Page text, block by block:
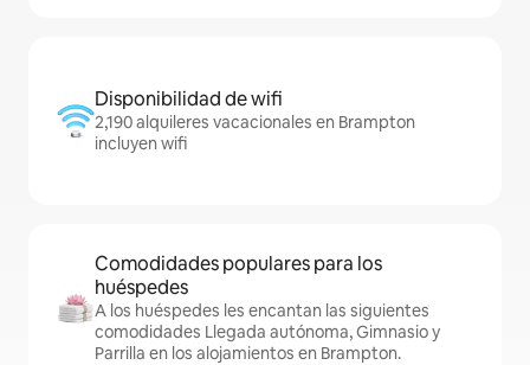
Disponibilidad de wifi
2,190 alquileres vacacionales en Brampton
incluyen wifi
Comodidades populares para los
huéspedes
A los huéspedes les encantan las siguientes
comodidades Llegada autónoma, Gimnasio y
Parrilla en los alojamientos en Brampton.